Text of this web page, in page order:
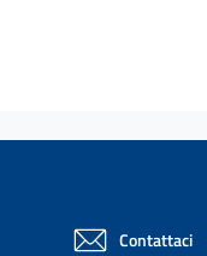
Contattaci